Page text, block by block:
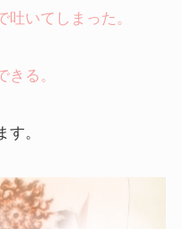
いてしまった。
る。
。